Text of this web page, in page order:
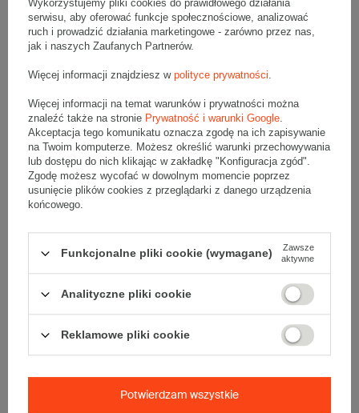
Karton klapowy
560g/m2 Szary Komplet 20 szt.
(4,77 zł / szt.)
Kup więcej od 2,79 zł / szt.
Porównaj Zapisz
Wybierz ilość
Karton klapowy 150x150x150mm
Komplet 20 szt.
(1,19 zł / szt.)
Kup więcej
od0,65 zł
Porównaj
Wybierz ilość
WYPRZEDAŻ
Karton klapowy 350x350x350mm
Wykorzystujemy pliki cookies do prawidłowego działania
serwisu, aby oferować funkcje społecznościowe, analizować
ruch i prowadzić działania marketingowe - zarówno przez nas,
jak i naszych Zaufanych Partnerów.
Więcej informacji znajdziesz w polityce prywatności.
Więcej informacji na temat warunków i prywatności można
znaleźć także na stronie Prywatność i warunki Google.
Akceptacja tego komunikatu oznacza zgodę na ich zapisywanie
na Twoim komputerze. Możesz określić warunki przechowywania
lub dostępu do nich klikając w zakładkę "Konfiguracja zgód".
Zgodę możesz wycofać w dowolnym momencie poprzez
usunięcie plików cookies z przeglądarki z danego urządzenia
końcowego.
Funkcjonalne pliki cookie (wymagane)
Zawsze
aktywne
Analityczne pliki cookie
Reklamowe pliki cookie
Potwierdzam wszystkie